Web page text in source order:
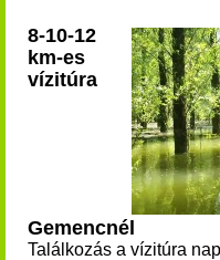
8-10-12
km-es
vízitúra
Gemencnél
Találkozás a vízitúra